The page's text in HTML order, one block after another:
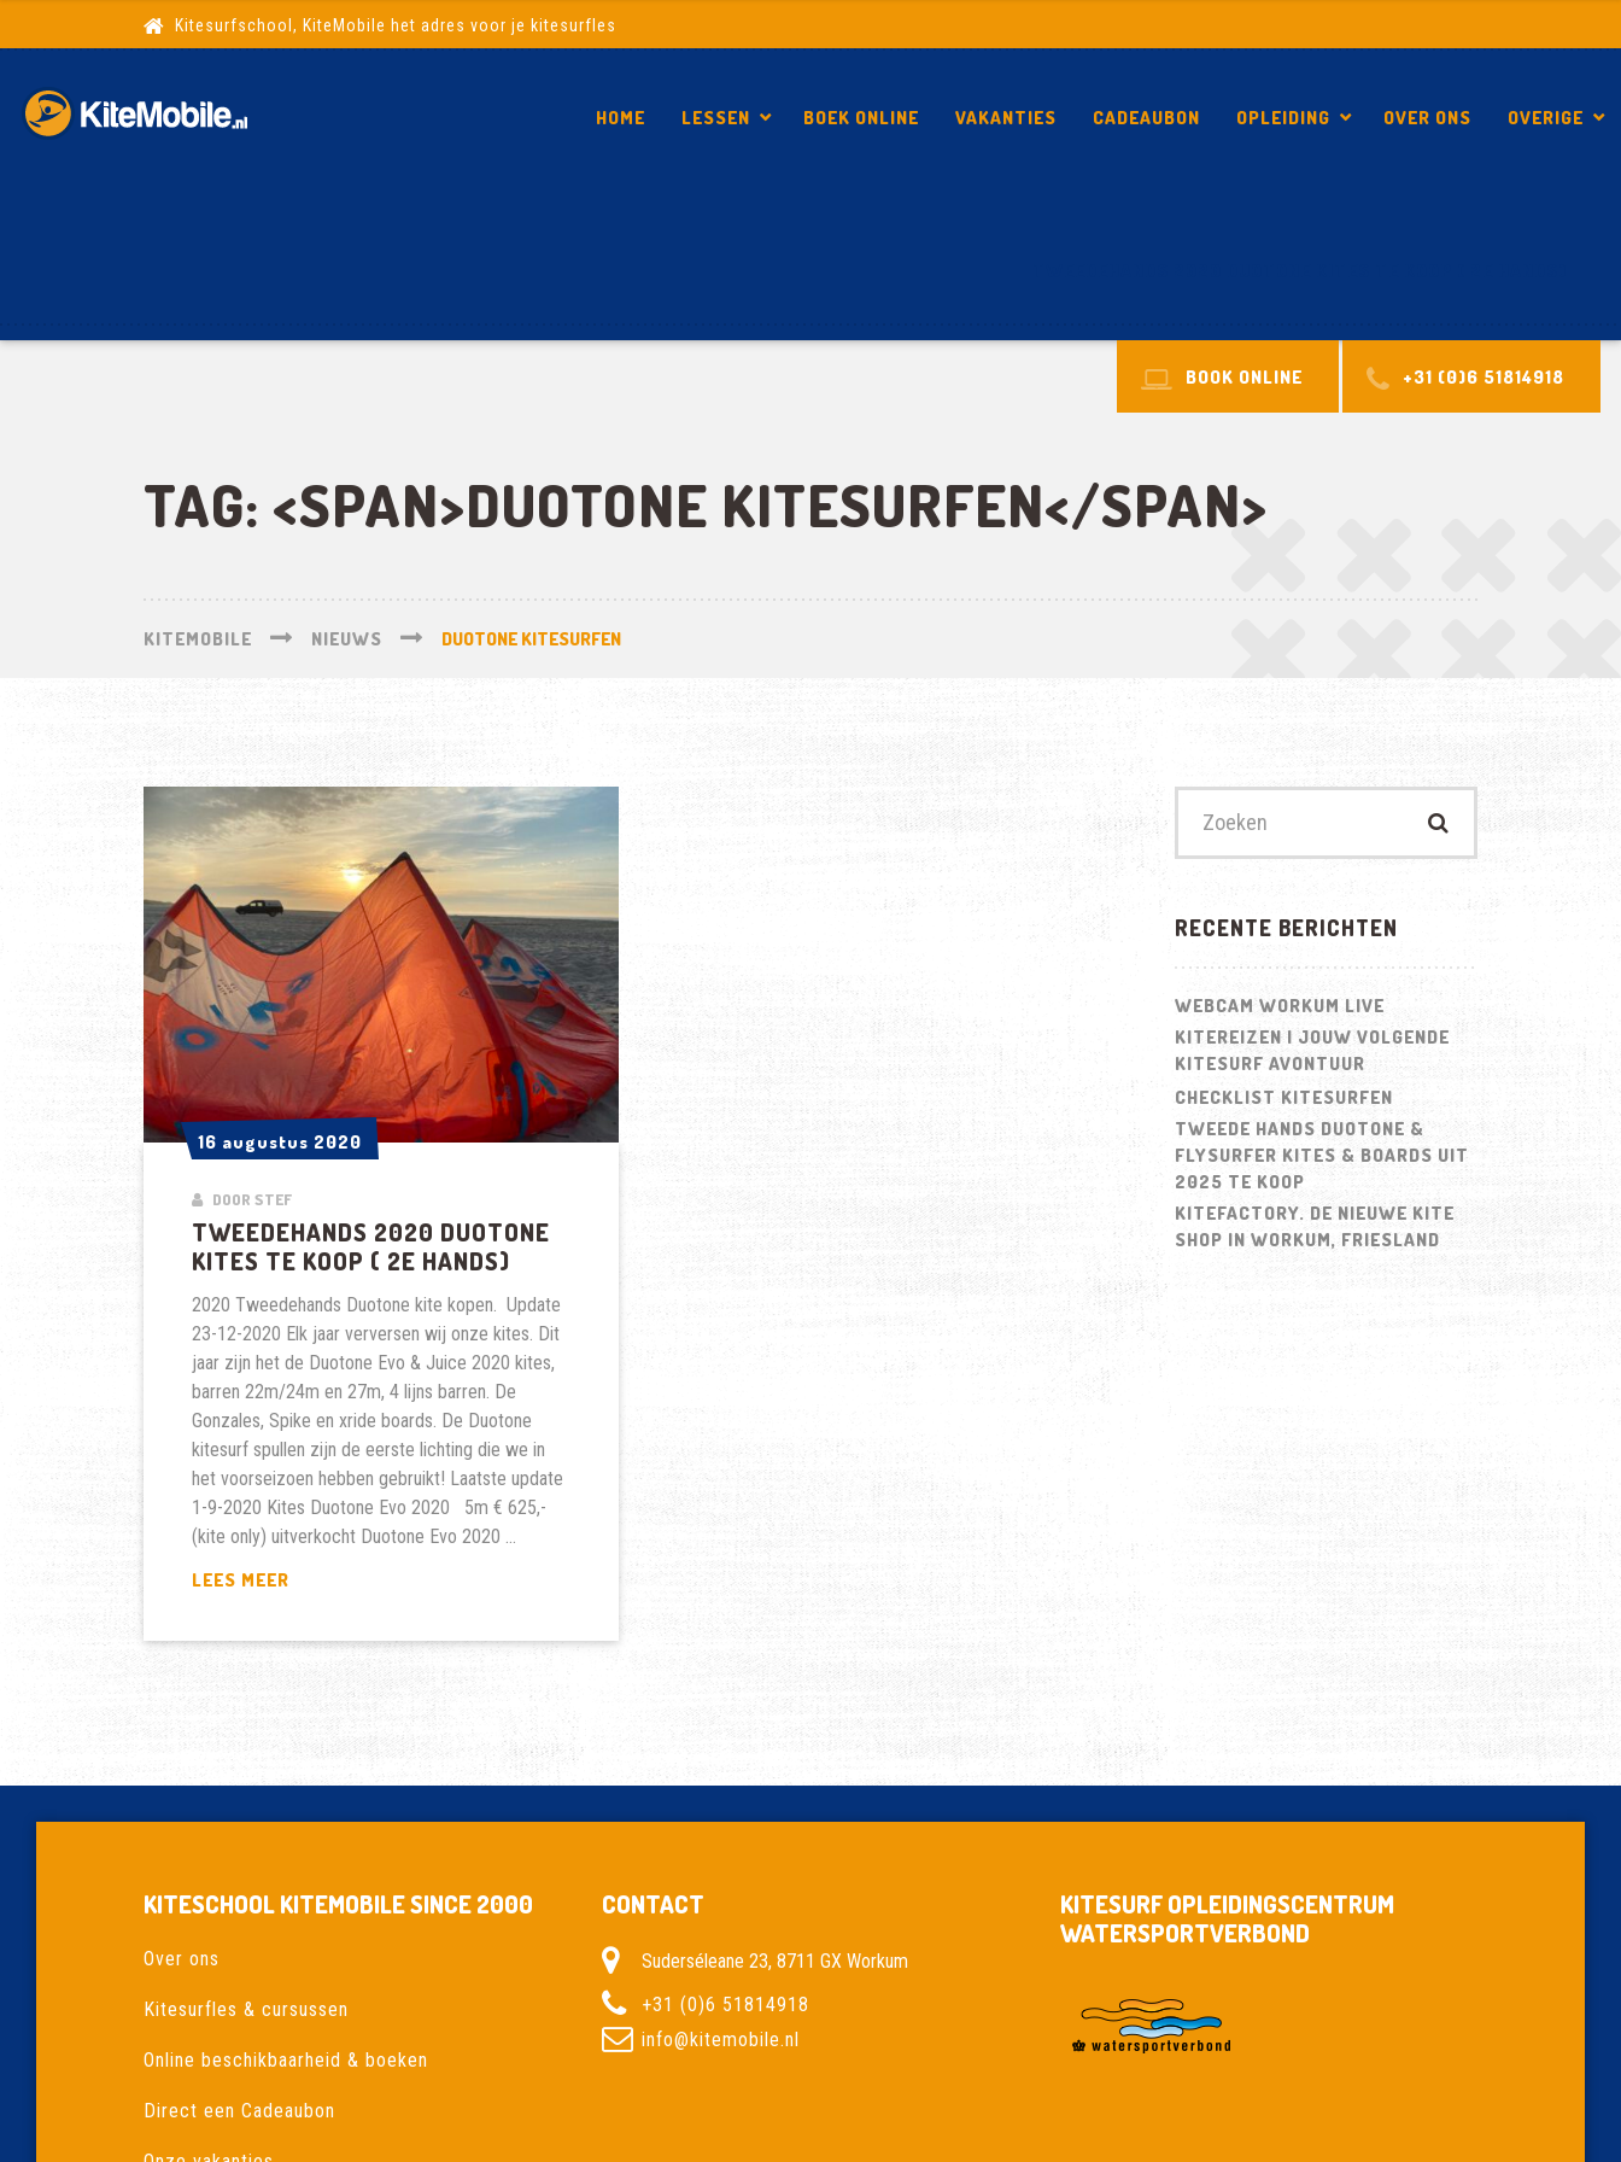
Kitesurfschool, KiteMobile het adres voor je kitesurfles
HOME LESSEN BOEK ONLINE VAKANTIES CADEAUBON OPLEIDING OVER ONS OVERIGE
BOOK ONLINE +31 (0)6 51814918
TAG: <SPAN>DUOTONE KITESURFEN</SPAN>
KITEMOBILE NIEUWS DUOTONE KITESURFEN
16 augustus 2020
16 augustus 2020
DOOR STEF
TWEEDEHANDS 2020 DUOTONE
KITES TE KOOP ( 2E HANDS)
2020 Tweedehands Duotone kite kopen. Update
23-12-2020 Elk jaar verversen wij onze kites. Dit
jaar zijn het de Duotone Evo & Juice 2020 kites,
barren 22m/24m en 27m, 4 lijns barren. De
Gonzales, Spike en xride boards. De Duotone
kitesurf spullen zijn de eerste lichting die we in
het voorseizoen hebben gebruikt! Laatste update
1-9-2020 Kites Duotone Evo 2020 5m € 625,-
(kite only) uitverkocht Duotone Evo 2020 …
LEES MEERTWEEDEHANDS
KITES
TE
KOOP
(
HANDS)
naar:
RECENTE BERICHTEN
WEBCAM WORKUM LIVE
KITEREIZEN | JOUW VOLGENDE
KITESURF AVONTUUR
CHECKLIST KITESURFEN
TWEEDE HANDS DUOTONE &
FLYSURFER KITES & BOARDS UIT
2025 TE KOOP
KITEFACTORY. DE NIEUWE KITE
SHOP IN WORKUM, FRIESLAND
KITESCHOOL KITEMOBILE SINCE 2000
Over ons
Kitesurfles & cursussen
Online beschikbaarheid & boeken
Direct een Cadeaubon
CONTACT
Suderséleane 23, 8711 GX Workum
+31 (0)6 51814918
info@kitemobile.nl
KITESURF OPLEIDINGSCENTRUM
WATERSPORTVERBOND